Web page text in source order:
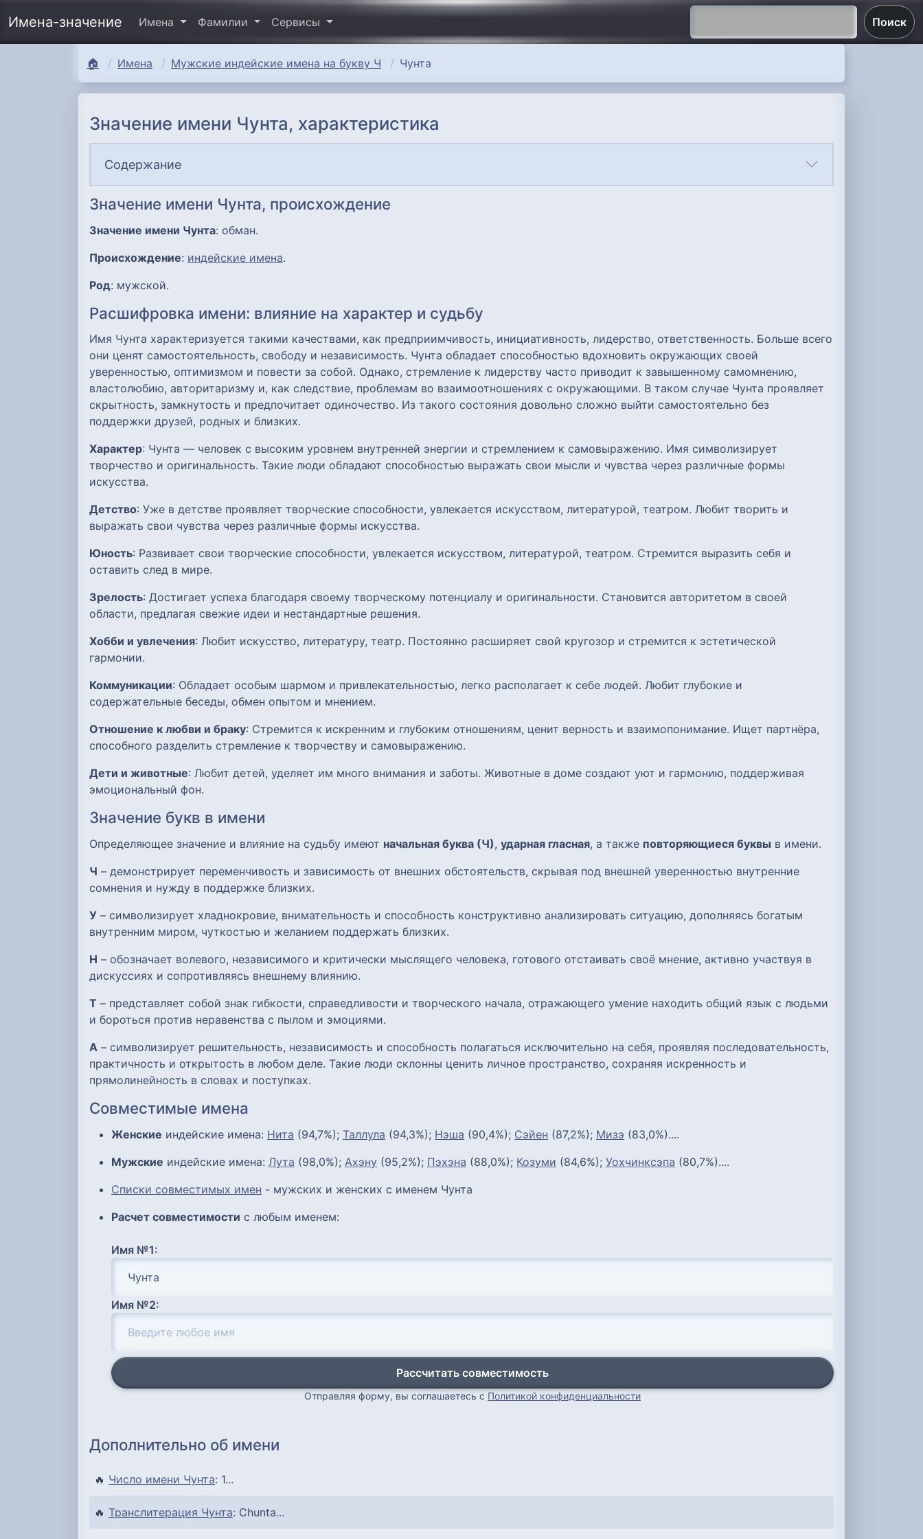
Имена-значение Имена Фамилии Сервисы Поиск
🏠 Имена Мужские индейские имена на букву Ч Чунта
Значение имени Чунта, характеристика
Содержание
Значение имени Чунта, происхождение
Значение имени Чунта: обман.
Происхождение: индейские имена.
Род: мужской.
Расшифровка имени: влияние на характер и судьбу
Имя Чунта характеризуется такими качествами, как предприимчивость, инициативность, лидерство, ответственность. Больше всего
они ценят самостоятельность, свободу и независимость. Чунта обладает способностью вдохновить окружающих своей
уверенностью, оптимизмом и повести за собой. Однако, стремление к лидерству часто приводит к завышенному самомнению,
властолюбию, авторитаризму и, как следствие, проблемам во взаимоотношениях с окружающими. В таком случае Чунта проявляет
скрытность, замкнутость и предпочитает одиночество. Из такого состояния довольно сложно выйти самостоятельно без
поддержки друзей, родных и близких.
Характер: Чунта — человек с высоким уровнем внутренней энергии и стремлением к самовыражению. Имя символизирует
творчество и оригинальность. Такие люди обладают способностью выражать свои мысли и чувства через различные формы
искусства.
Детство: Уже в детстве проявляет творческие способности, увлекается искусством, литературой, театром. Любит творить и
выражать свои чувства через различные формы искусства.
Юность: Развивает свои творческие способности, увлекается искусством, литературой, театром. Стремится выразить себя и
оставить след в мире.
Зрелость: Достигает успеха благодаря своему творческому потенциалу и оригинальности. Становится авторитетом в своей
области, предлагая свежие идеи и нестандартные решения.
Хобби и увлечения: Любит искусство, литературу, театр. Постоянно расширяет свой кругозор и стремится к эстетической
гармонии.
Коммуникации: Обладает особым шармом и привлекательностью, легко располагает к себе людей. Любит глубокие и
содержательные беседы, обмен опытом и мнением.
Отношение к любви и браку: Стремится к искренним и глубоким отношениям, ценит верность и взаимопонимание. Ищет партнёра,
способного разделить стремление к творчеству и самовыражению.
Дети и животные: Любит детей, уделяет им много внимания и заботы. Животные в доме создают уют и гармонию, поддерживая
эмоциональный фон.
Значение букв в имени
Определяющее значение и влияние на судьбу имеют начальная буква (Ч), ударная гласная, а также повторяющиеся буквы в имени.
Ч – демонстрирует переменчивость и зависимость от внешних обстоятельств, скрывая под внешней уверенностью внутренние
сомнения и нужду в поддержке близких.
У – символизирует хладнокровие, внимательность и способность конструктивно анализировать ситуацию, дополняясь богатым
внутренним миром, чуткостью и желанием поддержать близких.
Н – обозначает волевого, независимого и критически мыслящего человека, готового отстаивать своё мнение, активно участвуя в
дискуссиях и сопротивляясь внешнему влиянию.
Т – представляет собой знак гибкости, справедливости и творческого начала, отражающего умение находить общий язык с людьми
и бороться против неравенства с пылом и эмоциями.
А – символизирует решительность, независимость и способность полагаться исключительно на себя, проявляя последовательность,
практичность и открытость в любом деле. Такие люди склонны ценить личное пространство, сохраняя искренность и
прямолинейность в словах и поступках.
Совместимые имена
Женские индейские имена: Нита (94,7%); Таллула (94,3%); Нэша (90,4%); Сэйен (87,2%); Мизэ (83,0%)....
Мужские индейские имена: Лута (98,0%); Ахэну (95,2%); Пэхэна (88,0%); Козуми (84,6%); Уохчинксэпа (80,7%)....
Списки совместимых имен - мужских и женских с именем Чунта
Расчет совместимости с любым именем:
Имя №1:
Имя №2:
Рассчитать совместимость
Отправляя форму, вы соглашаетесь с Политикой конфиденциальности
Дополнительно об имени
🔥 Число имени Чунта: 1...
🔥 Транслитерация Чунта: Chunta...